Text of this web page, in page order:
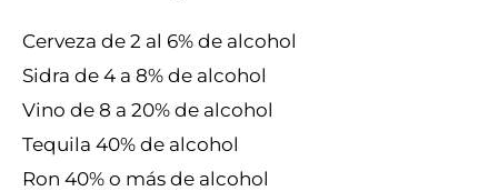
Cerveza de 2 al 6% de alcohol
Sidra de 4 a 8% de alcohol
Vino de 8 a 20% de alcohol
Tequila 40% de alcohol
Ron 40% o más de alcohol